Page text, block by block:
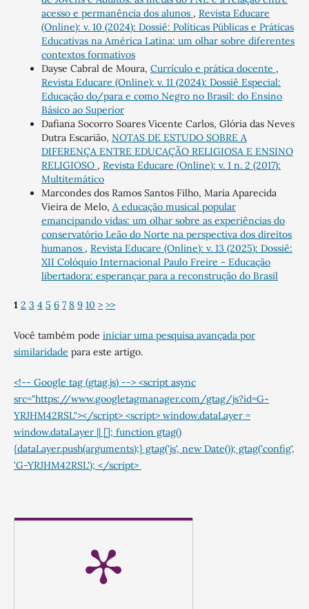
acesso e permanência dos alunos , Revista Educare
(Online): v. 10 (2024): Dossiê: Políticas Públicas e Práticas
Educativas na América Latina: um olhar sobre diferentes
contextos formativos
Dayse Cabral de Moura, Currículo e prática docente ,
Revista Educare (Online): v. 11 (2024): Dossiê Especial:
Educação do/para e como Negro no Brasil: do Ensino
Básico ao Superior
Dafiana Socorro Soares Vicente Carlos, Glória das Neves
Dutra Escarião, NOTAS DE ESTUDO SOBRE A
DIFERENÇA ENTRE EDUCAÇÃO RELIGIOSA E ENSINO
RELIGIOSO , Revista Educare (Online): v. 1 n. 2 (2017):
Multitemático
Marcondes dos Ramos Santos Filho, Maria Aparecida
Vieira de Melo, A educação musical popular
emancipando vidas: um olhar sobre as experiências do
conservatório Leão do Norte na perspectiva dos direitos
humanos , Revista Educare (Online): v. 13 (2025): Dossiê:
XII Colóquio Internacional Paulo Freire - Educação
libertadora: esperançar para a reconstrução do Brasil
1 2 3 4 5 6 7 8 9 10 > >>
Você também pode iniciar uma pesquisa avançada por
similaridade para este artigo.
<!-- Google tag (gtag.js) --> <script async
src="https://www.googletagmanager.com/gtag/js?id=G-
YRJHM42RSL"></script> <script> window.dataLayer =
window.dataLayer || []; function gtag()
{dataLayer.push(arguments);} gtag('js', new Date()); gtag('config',
'G-YRJHM42RSL'); </script>